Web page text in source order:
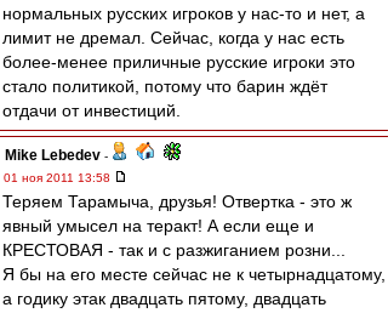
нормальных русских игроков у нас-то и нет, а
лимит не дремал. Сейчас, когда у нас есть
более-менее приличные русские игроки это
стало политикой, потому что барин ждёт
отдачи от инвестиций.
Mike Lebedev -
01 ноя 2011 13:58
Теряем Тарамыча, друзья! Отвертка - это ж
явный умысел на теракт! А если еще и
КРЕСТОВАЯ - так и с разжиганием розни...
Я бы на его месте сейчас не к четырнадцатому,
а годику этак двадцать пятому, двадцать